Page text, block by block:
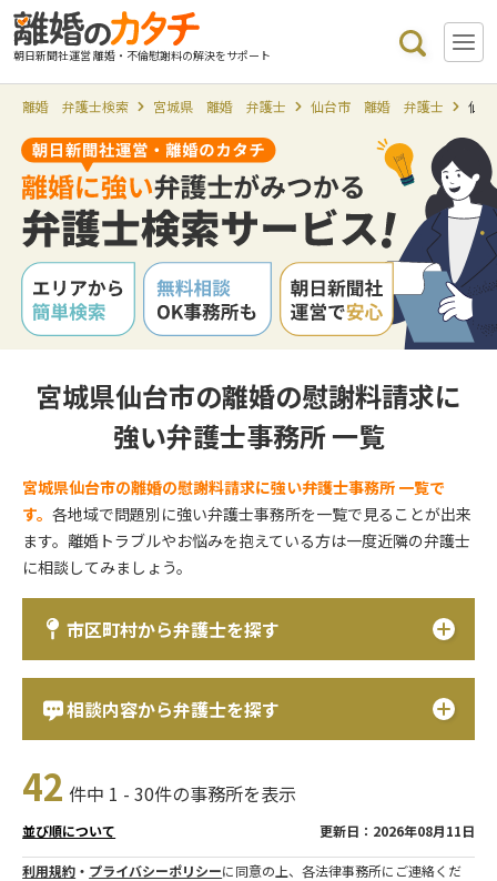
朝日新聞社運営 離婚・不倫慰謝料の解決をサポート
離婚 弁護士検索 宮城県 離婚 弁護士 仙台市 離婚 弁護士 仙
宮城県仙台市の離婚の慰謝料請求に
強い弁護士事務所 一覧
宮城県仙台市の離婚の慰謝料請求に強い弁護士事務所 一覧で
す。各地域で問題別に強い弁護士事務所を一覧で見ることが出来
ます。離婚トラブルやお悩みを抱えている方は一度近隣の弁護士
に相談してみましょう。
市区町村から弁護士を探す
相談内容から弁護士を探す
42 件中 1 - 30件の事務所を表示
並び順について 更新日：2026年08月11日
利用規約 ・ プライバシーポリシーに同意の上、各法律事務所にご連絡くだ